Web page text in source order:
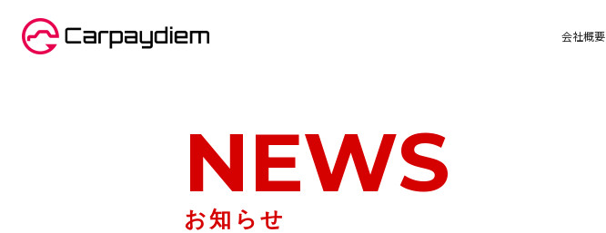
会社概要
NEWS
お知らせ